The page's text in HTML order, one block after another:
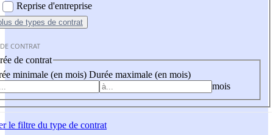
Reprise d'entreprise
de types de contrat
CONTRAT
de contrat
minimale (en mois) Durée maximale (en mois)
mois
le filtre du type de contrat